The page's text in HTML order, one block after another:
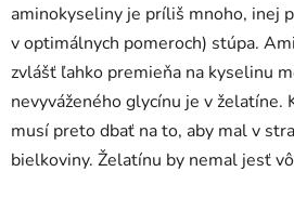
aminokyseliny je príliš mnoho, inej
v optimálnych pomeroch) stúpa.
zvlášť ľahko premieňa na kyselinu
nevyváženého glycínu je v želatíne.
musí preto dbať na to, aby mal v
bielkoviny. Želatínu by nemal jesť